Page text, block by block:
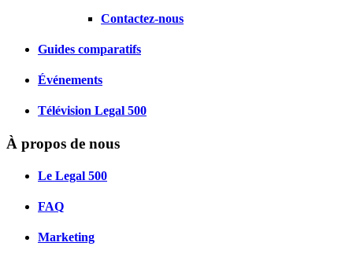
Contactez-nous
Guides comparatifs
Événements
Télévision Legal 500
À propos de nous
Le Legal 500
FAQ
Marketing